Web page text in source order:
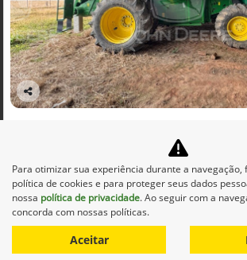
Co
BGE_00002 - COLHEITADEIRA MOD. 9470 /
CORTE 625R ANO 2013
Alvorada John Deere - São
Ver Mais 13 lojas
R$ 1.062.500,00
0 km
Para otimizar sua experiência durante a navegação,
política de cookies e para proteger seus dados
nossa política de privacidade. Ao seguir com a
concorda com nossas políticas.
Aceitar